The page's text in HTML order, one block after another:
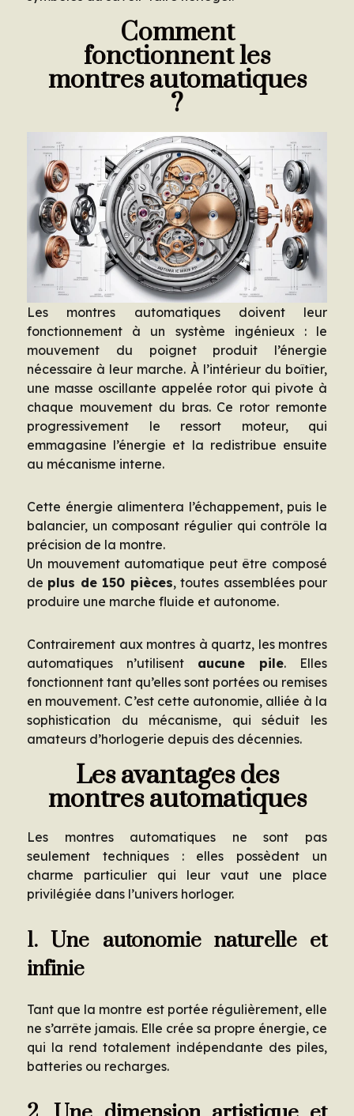
Comment
fonctionnent les
montres automatiques
?
Les montres automatiques doivent leur
fonctionnement à un système ingénieux : le
mouvement du poignet produit l’énergie
nécessaire à leur marche. À l’intérieur du boîtier,
une masse oscillante appelée rotor qui pivote à
chaque mouvement du bras. Ce rotor remonte
progressivement le ressort moteur, qui
emmagasine l’énergie et la redistribue ensuite
au mécanisme interne.
Cette énergie alimentera l’échappement, puis le
balancier, un composant régulier qui contrôle la
précision de la montre.
Un mouvement automatique peut être composé
de plus de 150 pièces, toutes assemblées pour
produire une marche fluide et autonome.
Contrairement aux montres à quartz, les montres
automatiques n’utilisent aucune pile. Elles
fonctionnent tant qu’elles sont portées ou remises
en mouvement. C’est cette autonomie, alliée à la
sophistication du mécanisme, qui séduit les
amateurs d’horlogerie depuis des décennies.
Les avantages des
montres automatiques
Les montres automatiques ne sont pas
seulement techniques : elles possèdent un
charme particulier qui leur vaut une place
privilégiée dans l’univers horloger.
1. Une autonomie naturelle et
infinie
Tant que la montre est portée régulièrement, elle
ne s’arrête jamais. Elle crée sa propre énergie, ce
qui la rend totalement indépendante des piles,
batteries ou recharges.